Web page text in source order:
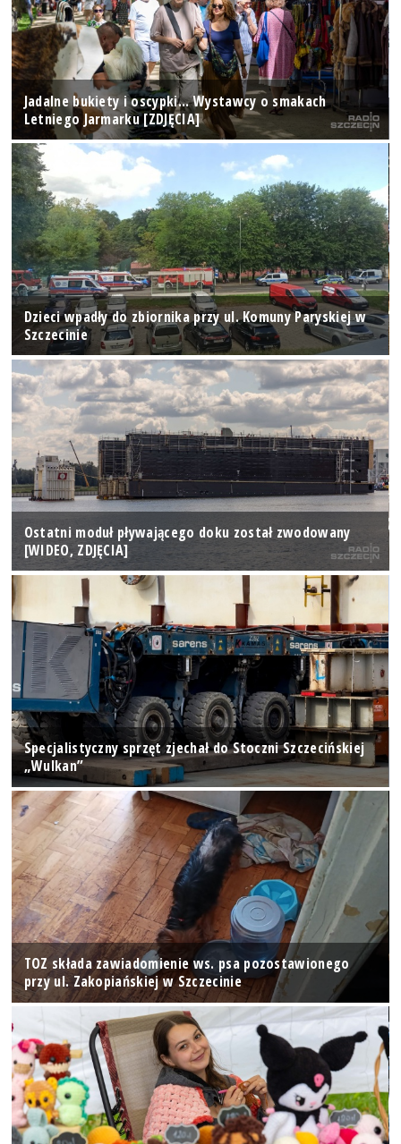
Jadalne bukiety i oscypki... Wystawcy o smakach
Letniego Jarmarku [ZDJĘCIA]
Dzieci wpadły do zbiornika przy ul. Komuny Paryskiej w
Szczecinie
Ostatni moduł pływającego doku został zwodowany
[WIDEO, ZDJĘCIA]
Specjalistyczny sprzęt zjechał do Stoczni Szczecińskiej
„Wulkan”
TOZ składa zawiadomienie ws. psa pozostawionego
przy ul. Zakopiańskiej w Szczecinie